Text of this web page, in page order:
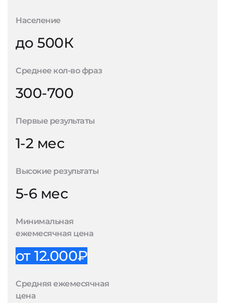
Население
до 500К
Среднее кол-во фраз
300-700
Первые результаты
1-2 мес
Высокие результаты
5-6 мес
Минимальная
ежемесячная цена
от 12.000₽
Средняя ежемесячная
цена